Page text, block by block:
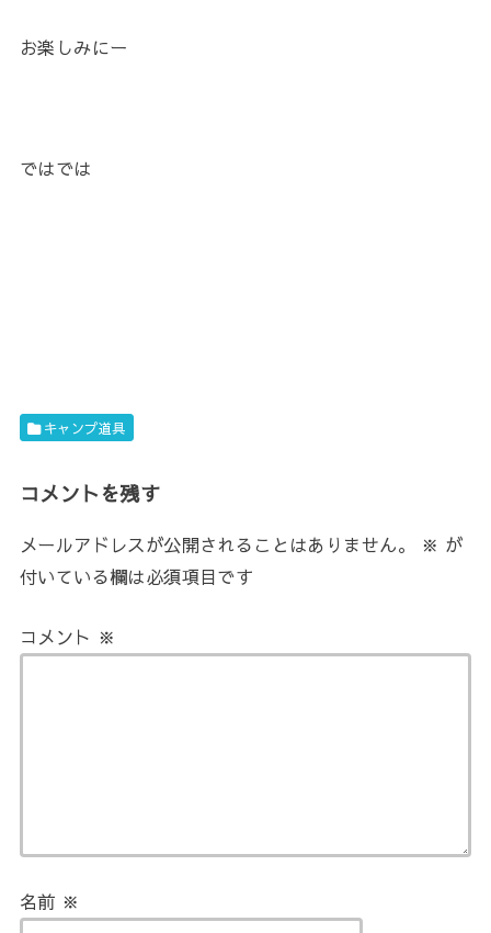
お楽しみにー
ではでは
キャンプ道具
コメントを残す
メールアドレスが公開されることはありません。 ※ が
付いている欄は必須項目です
コメント ※
名前 ※